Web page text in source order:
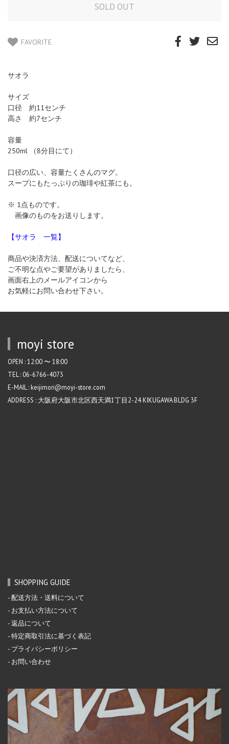
FAVORITE
サオラ
サイズ
口径 約11センチ
高さ 約7センチ
容量
250ml （8分目にて）
口径の広い、容量たくさんのマグ。
スープにもたっぷりの珈琲や紅茶にも。
※ 1点ものです。
画像のものをお送りします。
【サオラ 一覧】
商品や決済方法、配送についてなど、
ご不明な点やご要望がありましたら、
画面右上のメールアイコンから
お気軽にお問い合わせ下さい。
moyi store
OPEN : 12:00 〜 18:00
TEL : 06-6766-4073
E-MAIL : keijimori@moyi-store.com
ADDRESS : 大阪府大阪市北区西天満1丁目2-24 KIKUGAWA BLDG 3F
SHOPPING GUIDE
配送方法・送料について
お支払い方法について
返品について
特定商取引法に基づく表記
プライバシーポリシー
お問い合わせ